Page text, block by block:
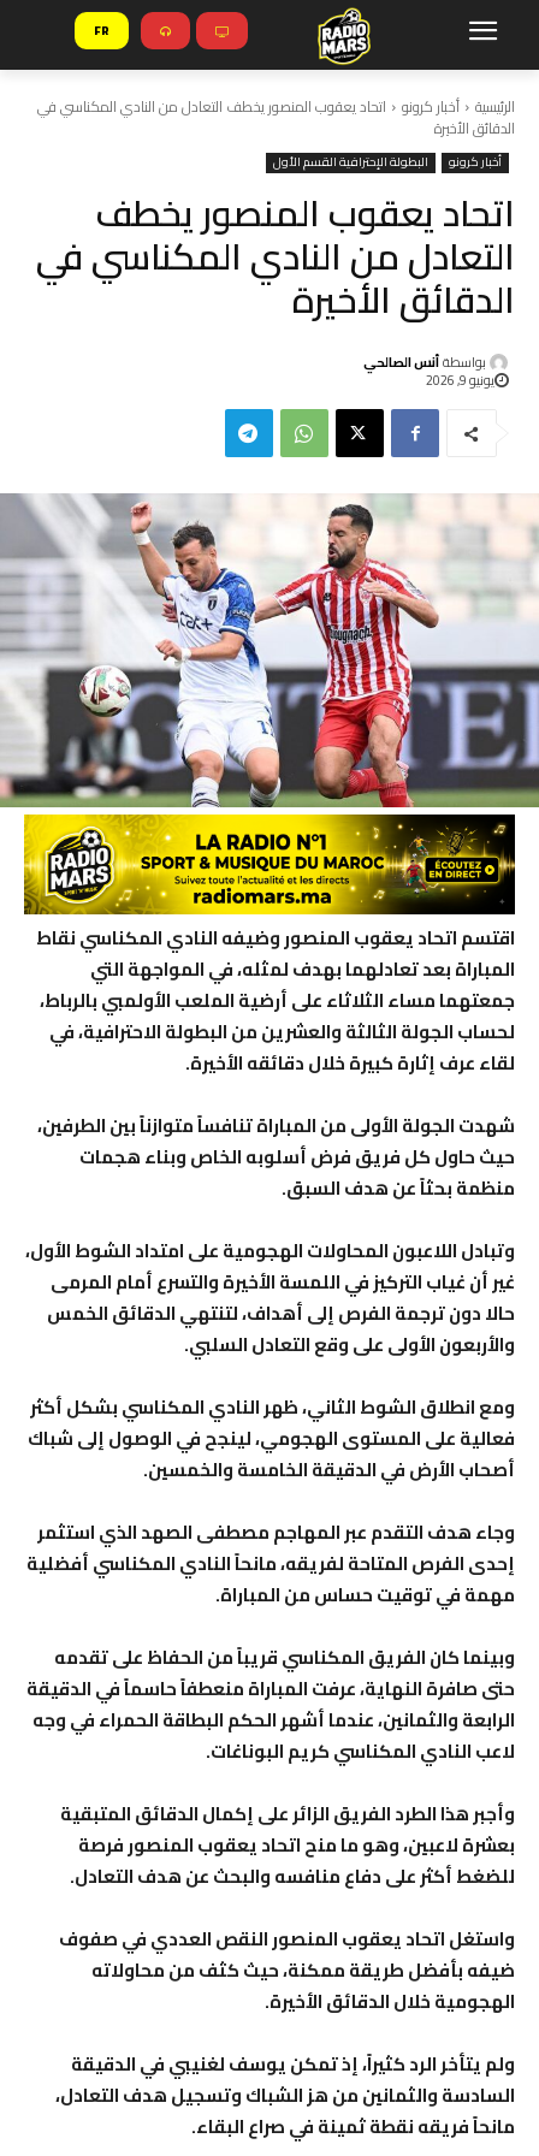
FR
الرئيسية أخبار كرونو اتحاد يعقوب المنصور يخطف التعادل من النادي المكناسي في
الدقائق الأخيرة
أخبار كرونو البطولة الإحترافية القسم الأول
اتحاد يعقوب المنصور يخطف
التعادل من النادي المكناسي في
الدقائق الأخيرة
بواسطةأنس الصالحي
يونيو 9, 2026
اقتسم اتحاد يعقوب المنصور وضيفه النادي المكناسي نقاط
المباراة بعد تعادلهما بهدف لمثله، في المواجهة التي
جمعتهما مساء الثلاثاء على أرضية الملعب الأولمبي بالرباط،
لحساب الجولة الثالثة والعشرين من البطولة الاحترافية، في
لقاء عرف إثارة كبيرة خلال دقائقه الأخيرة.
شهدت الجولة الأولى من المباراة تنافساً متوازناً بين الطرفين،
حيث حاول كل فريق فرض أسلوبه الخاص وبناء هجمات
منظمة بحثاً عن هدف السبق.
وتبادل اللاعبون المحاولات الهجومية على امتداد الشوط الأول،
غير أن غياب التركيز في اللمسة الأخيرة والتسرع أمام المرمى
حالا دون ترجمة الفرص إلى أهداف، لتنتهي الدقائق الخمس
والأربعون الأولى على وقع التعادل السلبي.
ومع انطلاق الشوط الثاني، ظهر النادي المكناسي بشكل أكثر
فعالية على المستوى الهجومي، لينجح في الوصول إلى شباك
أصحاب الأرض في الدقيقة الخامسة والخمسين.
وجاء هدف التقدم عبر المهاجم مصطفى الصهد الذي استثمر
إحدى الفرص المتاحة لفريقه، مانحاً النادي المكناسي أفضلية
مهمة في توقيت حساس من المباراة.
وبينما كان الفريق المكناسي قريباً من الحفاظ على تقدمه
حتى صافرة النهاية، عرفت المباراة منعطفاً حاسماً في الدقيقة
الرابعة والثمانين، عندما أشهر الحكم البطاقة الحمراء في وجه
لاعب النادي المكناسي كريم البوناغات.
وأجبر هذا الطرد الفريق الزائر على إكمال الدقائق المتبقية
بعشرة لاعبين، وهو ما منح اتحاد يعقوب المنصور فرصة
للضغط أكثر على دفاع منافسه والبحث عن هدف التعادل.
واستغل اتحاد يعقوب المنصور النقص العددي في صفوف
ضيفه بأفضل طريقة ممكنة، حيث كثف من محاولاته
الهجومية خلال الدقائق الأخيرة.
ولم يتأخر الرد كثيراً، إذ تمكن يوسف لغنيبي في الدقيقة
السادسة والثمانين من هز الشباك وتسجيل هدف التعادل،
مانحاً فريقه نقطة ثمينة في صراع البقاء.